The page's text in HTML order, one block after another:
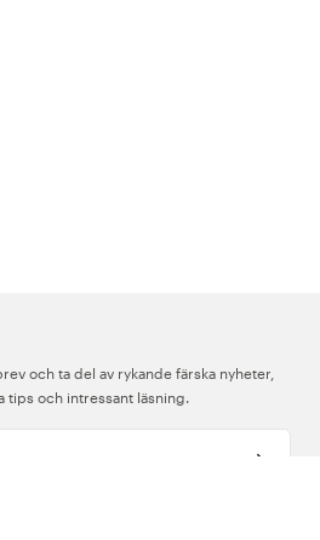
och ta del av rykande färska nyheter,
tips och intressant läsning.